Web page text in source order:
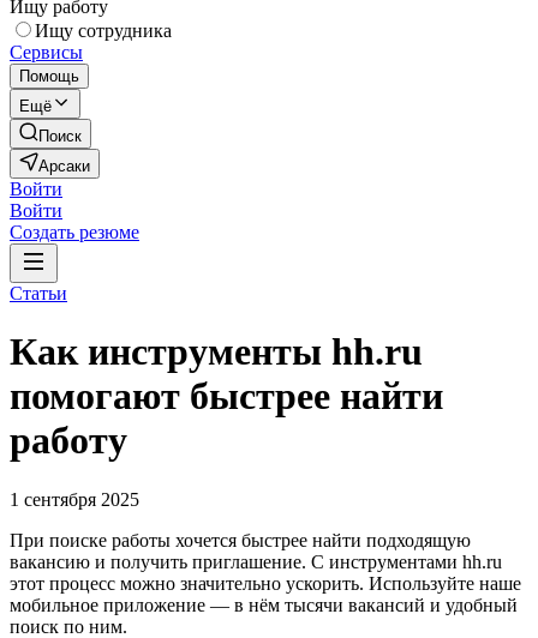
Ищу работу
Ищу сотрудника
Сервисы
Помощь
Ещё
Поиск
Арсаки
Войти
Войти
Создать резюме
Статьи
Как инструменты hh.ru
помогают быстрее найти
работу
1 сентября 2025
При поиске работы хочется быстрее найти подходящую
вакансию и получить приглашение. С инструментами hh.ru
этот процесс можно значительно ускорить. Используйте наше
мобильное приложение — в нём тысячи вакансий и удобный
поиск по ним.